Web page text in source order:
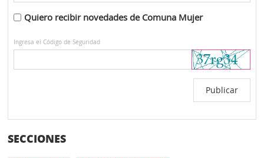
Quiero recibir novedades de Comuna Mujer
Ingresa el Código de Seguridad
SECCIONES